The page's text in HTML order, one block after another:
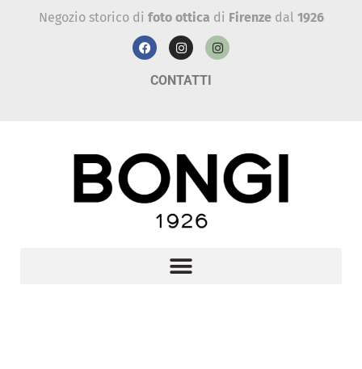
Negozio storico di foto ottica di Firenzedal 1926
CONTATTI